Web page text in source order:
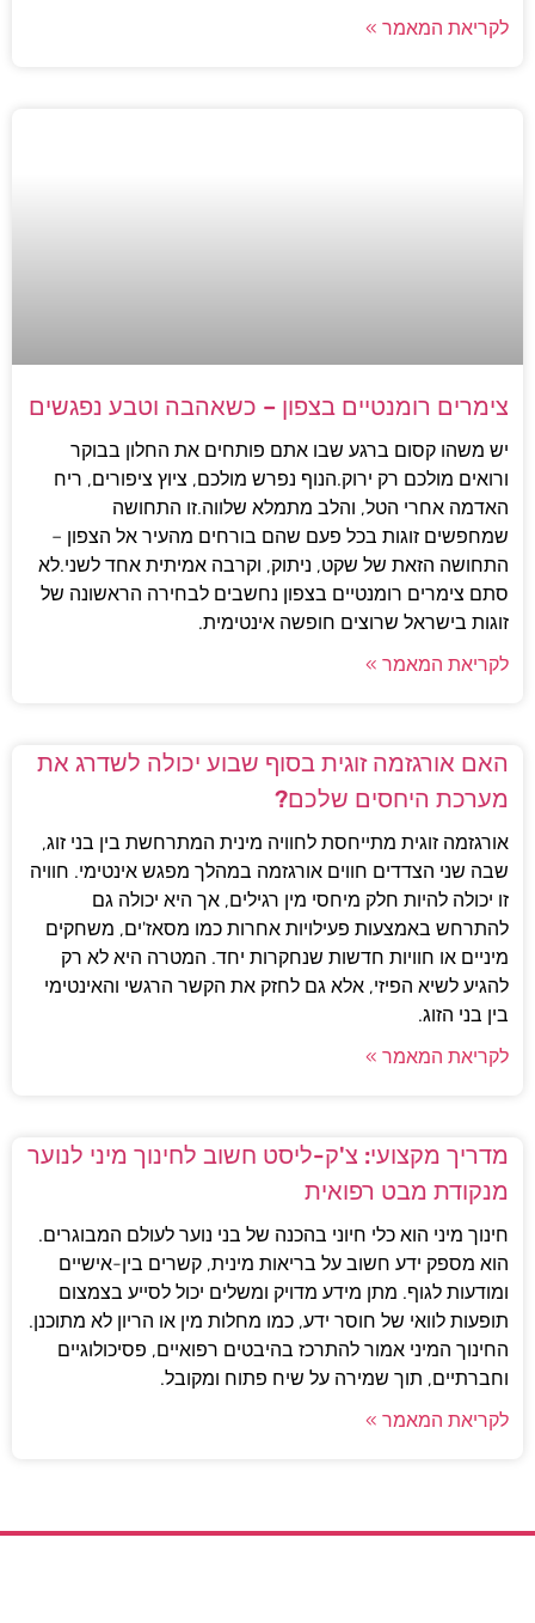
לקריאת המאמר »
צימרים רומנטיים בצפון – כשאהבה וטבע נפגשים
יש משהו קסום ברגע שבו אתם פותחים את החלון בבוקר
ורואים מולכם רק ירוק.הנוף נפרש מולכם, ציוץ ציפורים, ריח
האדמה אחרי הטל, והלב מתמלא שלווה.זו התחושה
שמחפשים זוגות בכל פעם שהם בורחים מהעיר אל הצפון –
התחושה הזאת של שקט, ניתוק, וקרבה אמיתית אחד לשני.לא
סתם צימרים רומנטיים בצפון נחשבים לבחירה הראשונה של
זוגות בישראל שרוצים חופשה אינטימית.
לקריאת המאמר »
האם אורגזמה זוגית בסוף שבוע יכולה לשדרג את
מערכת היחסים שלכם?
אורגזמה זוגית מתייחסת לחוויה מינית המתרחשת בין בני זוג,
שבה שני הצדדים חווים אורגזמה במהלך מפגש אינטימי. חוויה
זו יכולה להיות חלק מיחסי מין רגילים, אך היא יכולה גם
להתרחש באמצעות פעילויות אחרות כמו מסאז'ים, משחקים
מיניים או חוויות חדשות שנחקרות יחד. המטרה היא לא רק
להגיע לשיא הפיזי, אלא גם לחזק את הקשר הרגשי והאינטימי
בין בני הזוג.
לקריאת המאמר »
מדריך מקצועי: צ'ק-ליסט חשוב לחינוך מיני לנוער
מנקודת מבט רפואית
חינוך מיני הוא כלי חיוני בהכנה של בני נוער לעולם המבוגרים.
הוא מספק ידע חשוב על בריאות מינית, קשרים בין-אישיים
ומודעות לגוף. מתן מידע מדויק ומשלים יכול לסייע בצמצום
תופעות לוואי של חוסר ידע, כמו מחלות מין או הריון לא מתוכנן.
החינוך המיני אמור להתרכז בהיבטים רפואיים, פסיכולוגיים
וחברתיים, תוך שמירה על שיח פתוח ומקובל.
לקריאת המאמר »